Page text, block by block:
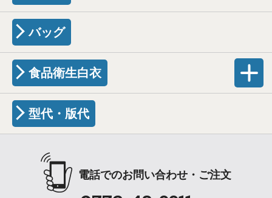
バッグ
食品衛生白衣
型代・版代
電話でのお問い合わせ・ご注文